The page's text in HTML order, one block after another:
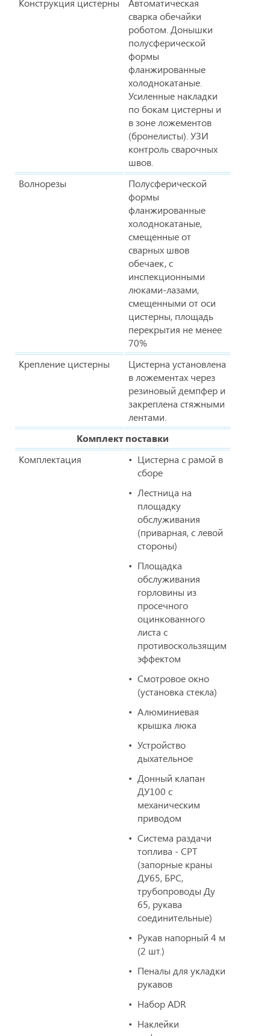
сварка обечайки
роботом. Донышки
полусферической
формы
фланжированные
холоднокатаные.
Усиленные накладки
по бокам цистерны и
в зоне ложементов
(бронелисты). УЗИ
контроль сварочных
швов.
Волнорезы
Полусферической
формы
фланжированные
холоднокатаные,
смещенные от
сварных швов
обечаек, с
инспекционными
люками-лазами,
смещенными от оси
цистерны, площадь
перекрытия не менее
70%
Крепление цистерны
Цистерна установлена
в ложементах через
резиновый демпфер и
закреплена стяжными
лентами.
Комплект поставки
Комплектация
Цистерна с рамой в
сборе
Лестница на
площадку
обслуживания
(приварная, с левой
стороны)
Площадка
обслуживания
горловины из
просечного
оцинкованного
листа с
противоскользящим
эффектом
Смотровое окно
(установка стекла)
Алюминиевая
крышка люка
Устройство
дыхательное
Донный клапан
ДУ100 с
механическим
приводом
Система раздачи
топлива - СРТ
(запорные краны
ДУ65, БРС,
трубопроводы Ду
65, рукава
соединительные)
Рукав напорный 4 м
(2 шт.)
Пеналы для укладки
рукавов
Набор ADR
Наклейки